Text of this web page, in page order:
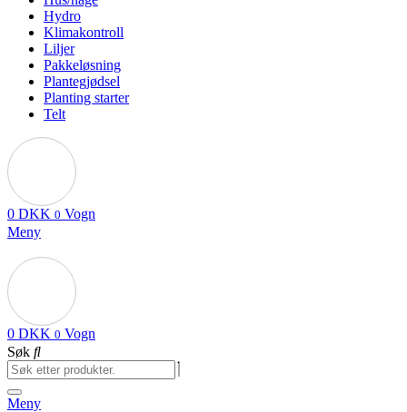
Hydro
Klimakontroll
Liljer
Pakkeløsning
Plantegjødsel
Planting starter
Telt
0 DKK 0 Vogn
Meny
0 DKK 0 Vogn
Søk
Meny